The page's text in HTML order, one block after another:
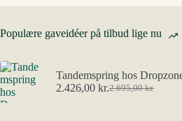
Populære gaveidéer på tilbud lige nu
Tandemspring hos
2.695,00kr.
Den
2.426,00 kr.Den